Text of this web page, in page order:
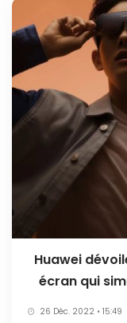
Huawei
écran qui
26 Déc. 2022 • 15:49